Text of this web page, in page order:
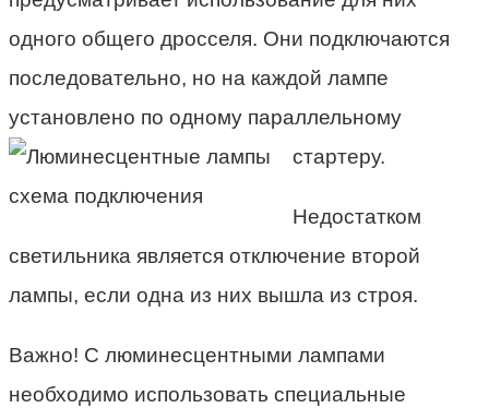
одного общего дросселя. Они подключаются
последовательно, но на каждой лампе
установлено по одному параллельному
стартеру.
Недостатком
светильника является отключение второй
лампы, если одна из них вышла из строя.
Важно! С люминесцентными лампами
необходимо использовать специальные